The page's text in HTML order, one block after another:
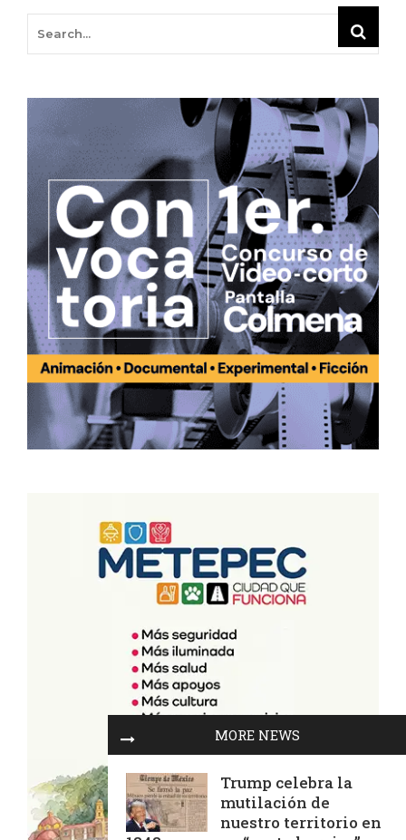
MORE NEWS
Trump celebra la
mutilación de
nuestro territorio en